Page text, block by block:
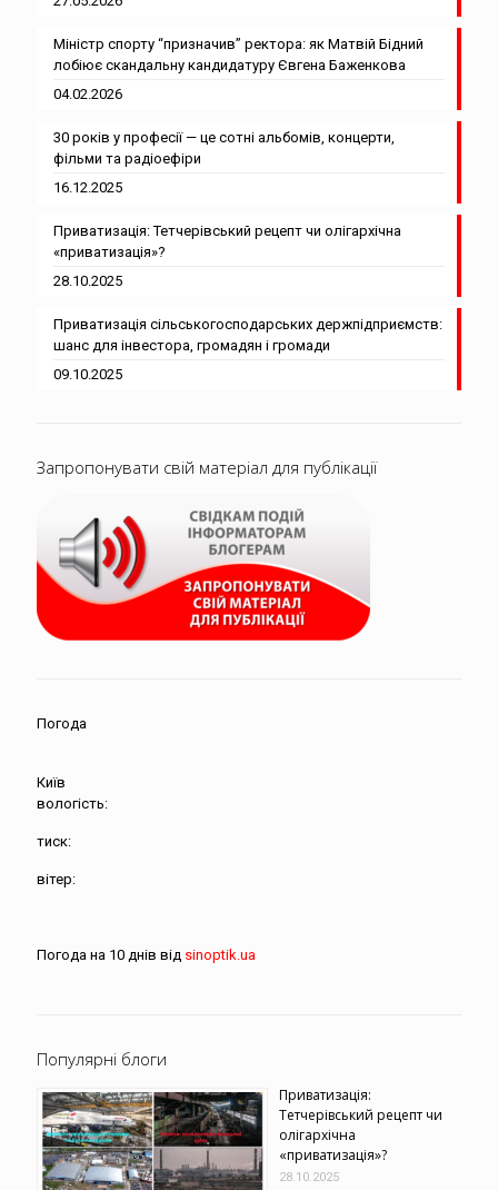
Міністр спорту “призначив” ректора: як Матвій Бідний
лобіює скандальну кандидатуру Євгена Баженкова
04.02.2026
30 років у професії — це сотні альбомів, концерти,
фільми та радіоефіри
16.12.2025
Приватизація: Тетчерівський рецепт чи олігархічна
«приватизація»?
28.10.2025
Приватизація сільськогосподарських держпідприємств:
шанс для інвестора, громадян і громади
09.10.2025
Запропонувати свій матеріал для публікації
Погода
Київ
вологість:
тиск:
вітер:
Погода на 10 днів від sinoptik.ua
Популярні блоги
Приватизація:
Тетчерівський рецепт чи
олігархічна
«приватизація»?
28.10.2025